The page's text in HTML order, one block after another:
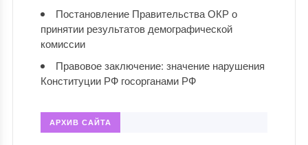
Постановление Правительства ОКР о
принятии результатов демографической
комиссии
Правовое заключение: значение нарушения
Конституции РФ госорганами РФ
АРХИВ САЙТА